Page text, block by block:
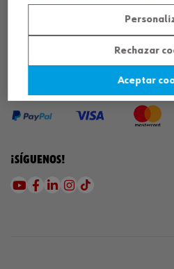
¡DESCARGA NUESTRA APP!
¡SÍGUENOS!
Rechazar
Aceptar